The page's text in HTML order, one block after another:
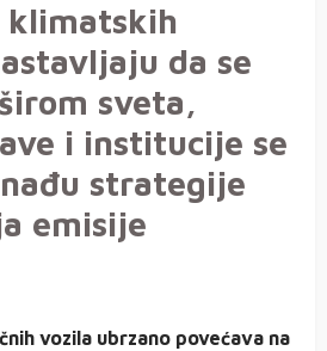
klimatskih
da se
sveta,
i institucije se
strategije
emisije
vozila ubrzano povećava na